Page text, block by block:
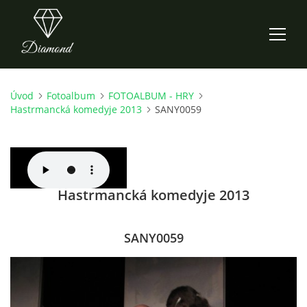
ÚVOD
O NÁS
Úvod Fotoalbum
FOTOALBUM - HRY
Hastrmancká komedyje 2013
SANY0059
Hastrmancká komedyje 2013
SANY0059